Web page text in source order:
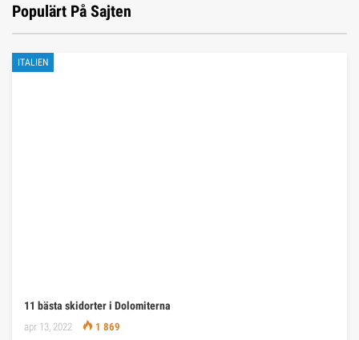
Populärt På Sajten
ITALIEN
11 bästa skidorter i Dolomiterna
apr 13, 2022 1 869